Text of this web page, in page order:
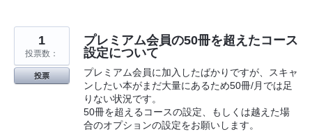
プレミアム会員の50冊を超えたコース
設定について
プレミアム会員に加入したばかりですが、スキャ
ンしたい本がまだ大量にあるため50冊/月では足
りない状況です。
50冊を超えるコースの設定、もしくは越えた場
合のオプションの設定をお願いします。
1
投票数：
投票